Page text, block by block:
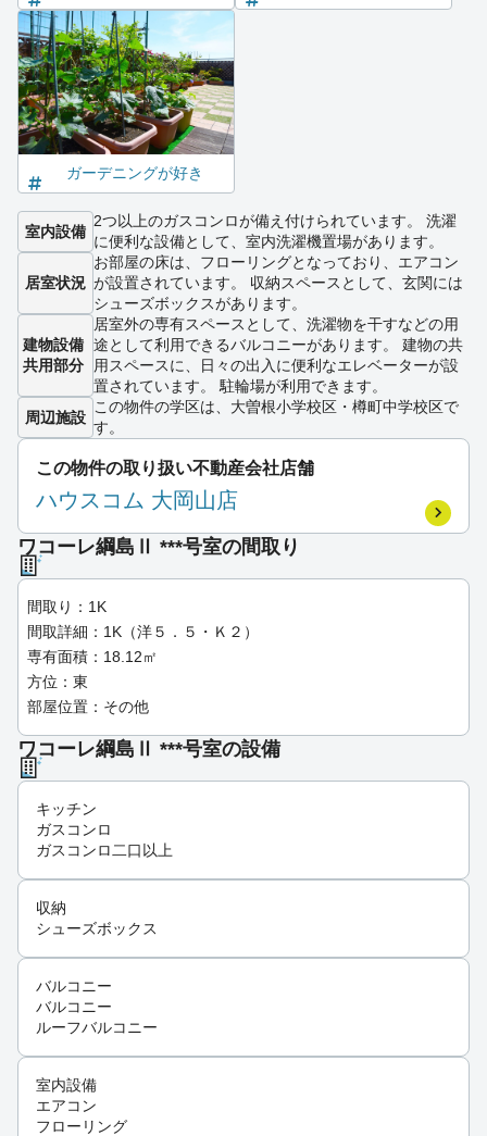
ガーデニングが好き
室内設備
2つ以上のガスコンロが備え付けられています。 洗濯
に便利な設備として、室内洗濯機置場があります。
居室状況
お部屋の床は、フローリングとなっており、エアコン
が設置されています。 収納スペースとして、玄関には
シューズボックスがあります。
建物設備
共用部分
居室外の専有スペースとして、洗濯物を干すなどの用
途として利用できるバルコニーがあります。 建物の共
用スペースに、日々の出入に便利なエレベーターが設
置されています。 駐輪場が利用できます。
周辺施設
この物件の学区は、大曽根小学校区・樽町中学校区で
す。
この物件の取り扱い不動産会社店舗
ハウスコム 大岡山店
ワコーレ綱島Ⅱ ***号室の間取り
間取り：1K
間取詳細：1K（洋５．５・Ｋ２）
専有面積：18.12㎡
方位：東
部屋位置：その他
ワコーレ綱島Ⅱ ***号室の設備
キッチン
ガスコンロ
ガスコンロ二口以上
収納
シューズボックス
バルコニー
バルコニー
ルーフバルコニー
室内設備
エアコン
フローリング